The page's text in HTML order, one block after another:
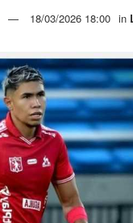
18/03/2026 18:00 in